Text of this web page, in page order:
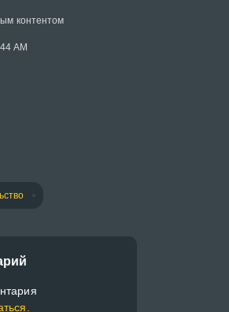
контентом
AM